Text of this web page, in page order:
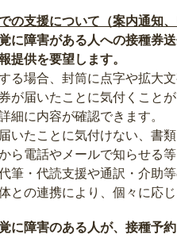
の支援について（案内通知
覚に障害がある人への接種券
提供を要望します。
る場合、封筒に点字や拡大
が届いたことに気付くこと
細に内容が確認できます。
いたことに気付けない、書
ら電話やメールで知らせる
筆・代読支援や通訳・介助
との連携により、個々に応
覚に障害のある人が、接種予